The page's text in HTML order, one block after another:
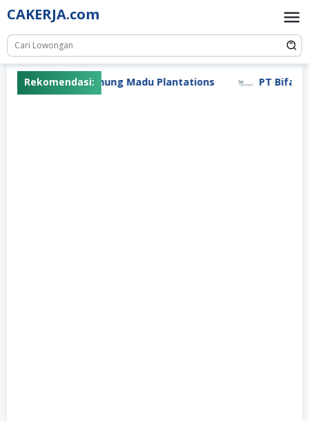
Skip
to
content
CAKERJA.com
Rekomendasi:
PT Gunung Madu Plantations PT Bifarma